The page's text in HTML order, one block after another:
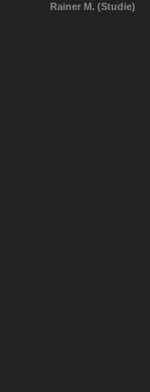
Rainer M. (Studie)